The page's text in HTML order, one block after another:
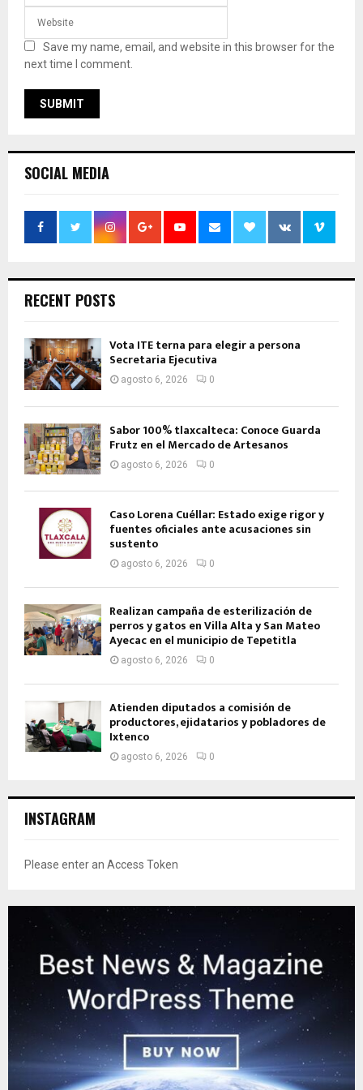
Save my name, email, and website in this browser for the
next time I comment.
SOCIAL MEDIA
RECENT POSTS
Vota ITE terna para elegir a persona
Secretaria Ejecutiva
agosto 6, 2026 0
Sabor 100% tlaxcalteca: Conoce Guarda
Frutz en el Mercado de Artesanos
agosto 6, 2026 0
Caso Lorena Cuéllar: Estado exige rigor y
fuentes oficiales ante acusaciones sin
sustento
agosto 6, 2026 0
Realizan campaña de esterilización de
perros y gatos en Villa Alta y San Mateo
Ayecac en el municipio de Tepetitla
agosto 6, 2026 0
Atienden diputados a comisión de
productores, ejidatarios y pobladores de
Ixtenco
agosto 6, 2026 0
INSTAGRAM
Please enter an Access Token